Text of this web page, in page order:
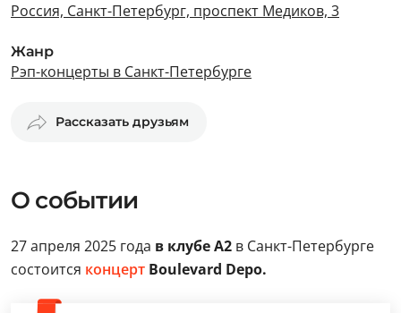
Россия, Санкт-Петербург, проспект Медиков, 3
Жанр
Рэп-концерты в Санкт-Петербурге
Рассказать друзьям
О событии
27 апреля 2025 года в клубе А2 в Санкт-Петербурге
состоится концерт Boulevard Depo.